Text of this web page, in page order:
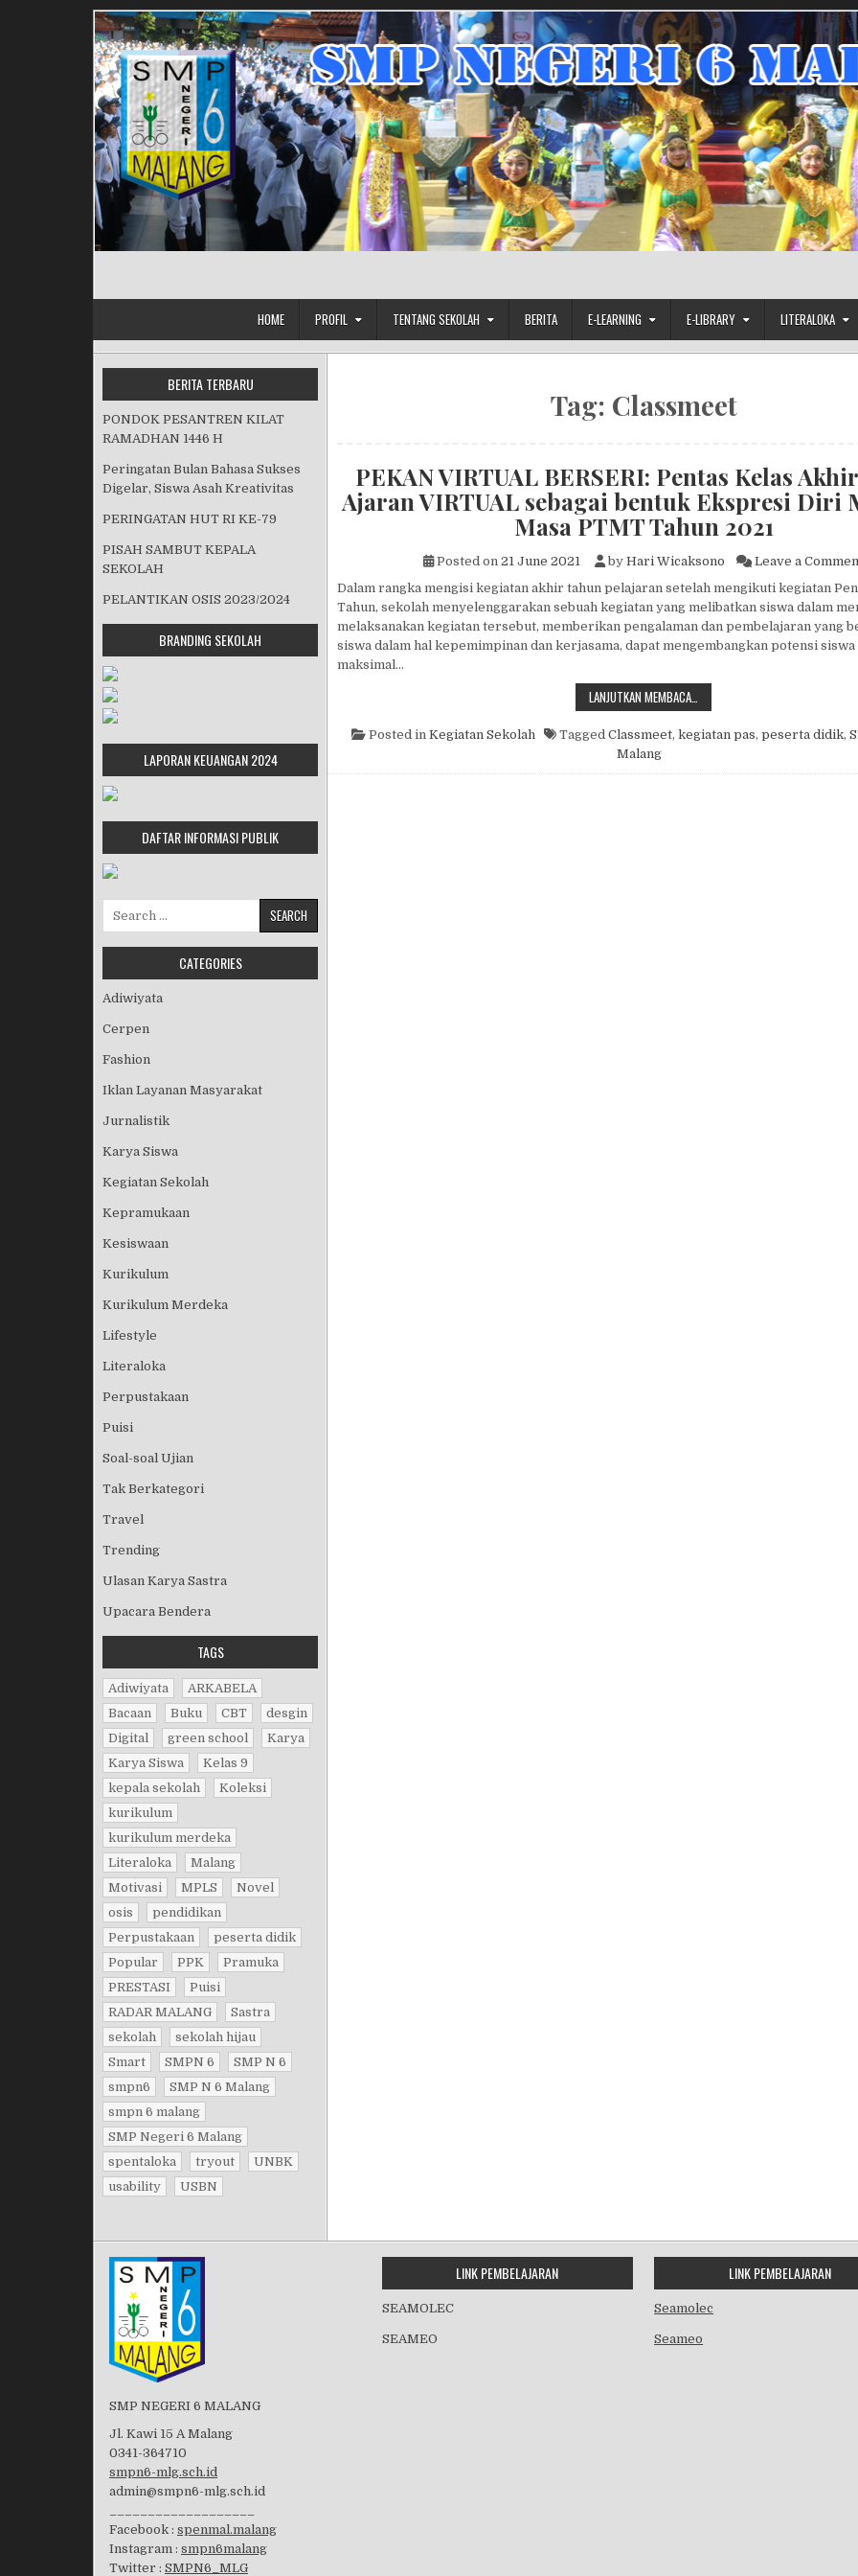
HOME PROFIL TENTANG SEKOLAH BERITA E-LEARNING E-LIBRARY LITERALOKA
Tag: Classmeet
PEKAN VIRTUAL BERSERI: Pentas Kelas
Ajaran VIRTUAL sebagai bentuk Ekspresi Diri
Masa PTMT Tahun 2021
Posted on 21 June 2021 by Hari Wicaksono Leave a
Dalam rangka mengisi kegiatan akhir tahun pelajaran setelah mengikuti kegiatan
Tahun, sekolah menyelenggarakan sebuah kegiatan yang melibatkan siswa dalam
melaksanakan kegiatan tersebut, memberikan pengalaman dan pembelajaran yang
siswa dalam hal kepemimpinan dan kerjasama, dapat mengembangkan potensi siswa
maksimal…
LANJUTKAN MEMBACA…
Posted in Kegiatan Sekolah Tagged Classmeet, kegiatan pas, peserta didik,
Malang
BERITA TERBARU
PONDOK PESANTREN KILAT
RAMADHAN 1446 H
Peringatan Bulan Bahasa Sukses
Digelar, Siswa Asah Kreativitas
PERINGATAN HUT RI KE-79
PISAH SAMBUT KEPALA
SEKOLAH
PELANTIKAN OSIS 2023/2024
BRANDING SEKOLAH
LAPORAN KEUANGAN 2024
DAFTAR INFORMASI PUBLIK
Search for:
CATEGORIES
Adiwiyata
Cerpen
Fashion
Iklan Layanan Masyarakat
Jurnalistik
Karya Siswa
Kegiatan Sekolah
Kepramukaan
Kesiswaan
Kurikulum
Kurikulum Merdeka
Lifestyle
Literaloka
Perpustakaan
Puisi
Soal-soal Ujian
Tak Berkategori
Travel
Trending
Ulasan Karya Sastra
Upacara Bendera
TAGS
Adiwiyata
ARKABELA
Bacaan
Buku CBT
desgin
Digital
green school
Karya
Karya Siswa
Kelas 9
kepala sekolah
Koleksi
kurikulum
kurikulum merdeka
Literaloka
Malang
Motivasi
MPLS
Novel
osis
pendidikan
Perpustakaan
peserta didik
Popular
PPK
Pramuka
PRESTASI
Puisi
RADAR MALANG
Sastra
sekolah
sekolah hijau
Smart
SMPN 6
SMP N 6
smpn6
SMP N 6 Malang
smpn 6 malang
SMP Negeri 6 Malang
spentaloka
tryout
UNBK
usability
USBN
SMP NEGERI 6 MALANG
Jl. Kawi 15 A Malang
0341-364710
smpn6-mlg.sch.id
admin@smpn6-mlg.sch.id
Facebook : spenmal.malang
Instagram : smpn6malang
Twitter : SMPN6_MLG
LINK PEMBELAJARAN
SEAMOLEC
SEAMEO
LINK PEMBELAJARAN
Seamolec
Seameo